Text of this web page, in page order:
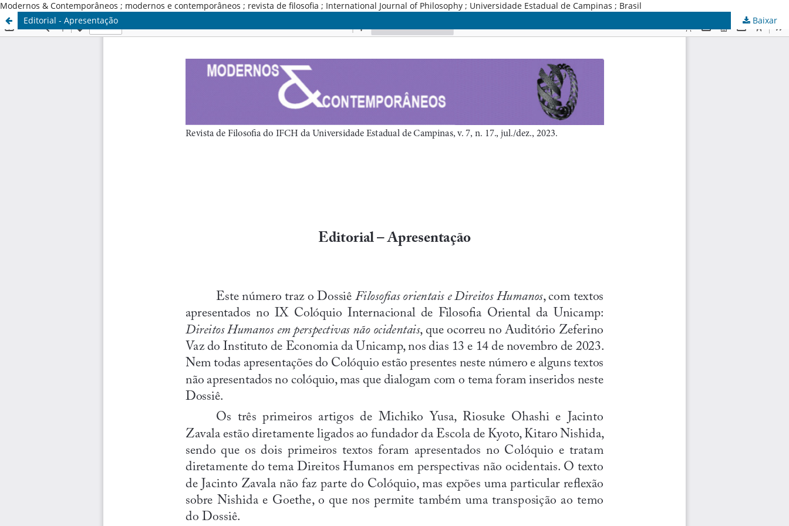
Modernos & Contemporâneos ; modernos e contemporâneos ; revista de filosofia ; International Journal of Philosophy ; Universidade Estadual de Campinas ; Brasil
Editorial - Apresentação
Baixar